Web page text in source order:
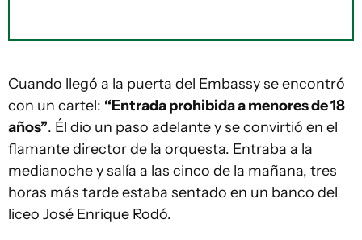
Cuando llegó a la puerta del Embassy se encontró
con un cartel: “Entrada prohibida a menores de 18
años”. Él dio un paso adelante y se convirtió en el
flamante director de la orquesta. Entraba a la
medianoche y salía a las cinco de la mañana, tres
horas más tarde estaba sentado en un banco del
liceo José Enrique Rodó.